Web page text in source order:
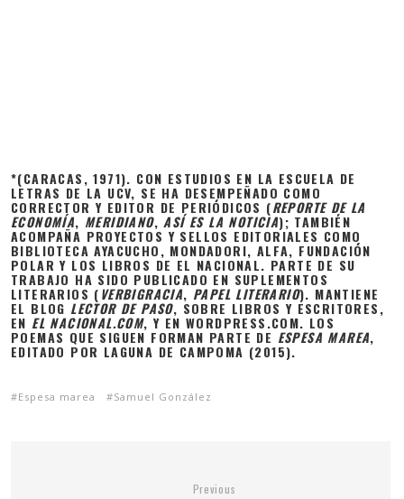
*(CARACAS, 1971). CON ESTUDIOS EN LA ESCUELA DE
LETRAS DE LA UCV, SE HA DESEMPEÑADO COMO
CORRECTOR Y EDITOR DE PERIÓDICOS (REPORTE DE LA
ECONOMÍA, MERIDIANO, ASÍ ES LA NOTICIA); TAMBIÉN
ACOMPAÑA PROYECTOS Y SELLOS EDITORIALES COMO
BIBLIOTECA AYACUCHO, MONDADORI, ALFA, FUNDACIÓN
POLAR Y LOS LIBROS DE EL NACIONAL. PARTE DE SU
TRABAJO HA SIDO PUBLICADO EN SUPLEMENTOS
LITERARIOS (VERBIGRACIA, PAPEL LITERARIO). MANTIENE
EL BLOG LECTOR DE PASO, SOBRE LIBROS Y ESCRITORES,
EN EL NACIONAL.COM, Y EN WORDPRESS.COM. LOS
POEMAS QUE SIGUEN FORMAN PARTE DE ESPESA MAREA,
EDITADO POR LAGUNA DE CAMPOMA (2015).
Espesa marea Samuel González
Previous